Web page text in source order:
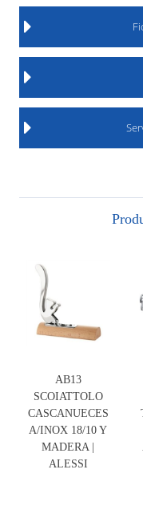
AB13
SCOIATTOLO
CASCANUECES
A/INOX 18/10 Y
MADERA |
ALESSI